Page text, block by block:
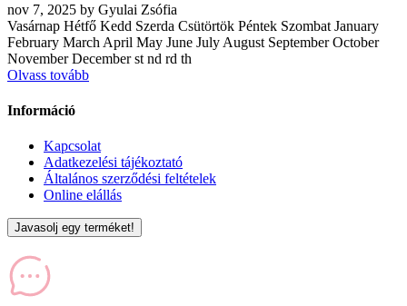
nov 7, 2025 by Gyulai Zsófia
Vasárnap Hétfő Kedd Szerda Csütörtök Péntek Szombat January
February March April May June July August September October
November December st nd rd th
Olvass tovább
Információ
Kapcsolat
Adatkezelési tájékoztató
Általános szerződési feltételek
Online elállás
Javasolj egy terméket!